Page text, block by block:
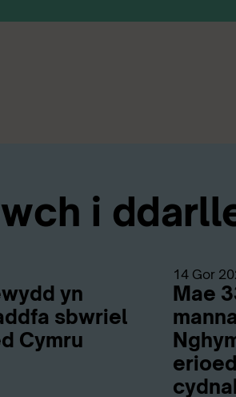
i
yn
sbwriel
Cymru
14 Gor
Mae